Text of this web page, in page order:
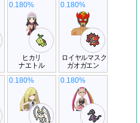
ヒカリ
ナエトル
0.180%
ロイヤルマスク
ガオガエン
0.180%
0.180% 0.180%